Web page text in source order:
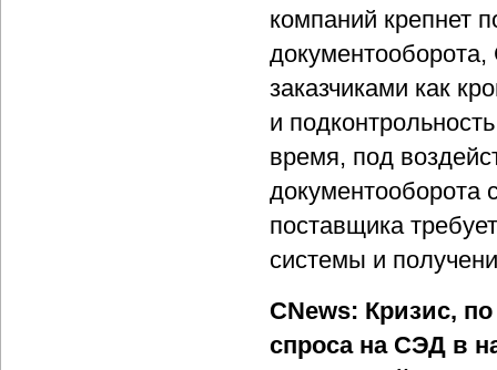
компаний крепнет
заказчиками как
и
время, под
документооборота
поставщика
системы и
CNews: Кризис,
спроса на СЭД в